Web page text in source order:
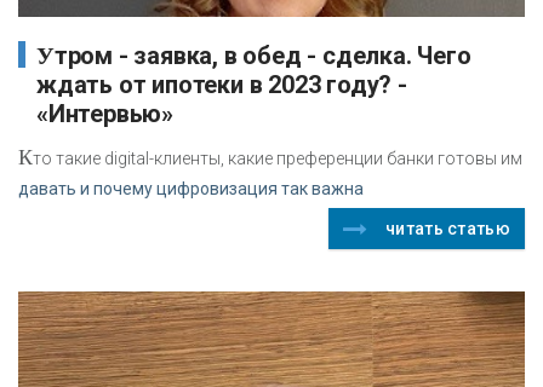
Утром - заявка, в обед - сделка. Чего
ждать от ипотеки в 2023 году? -
«Интервью»
Кто такие digital-клиенты, какие преференции банки готовы им
давать и почему цифровизация так важна
читать статью